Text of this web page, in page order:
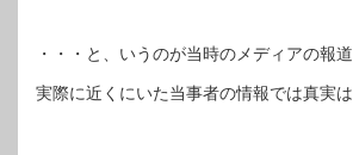
・・・と、いうのが当時のメディアの報
実際に近くにいた当事者の情報では真実は